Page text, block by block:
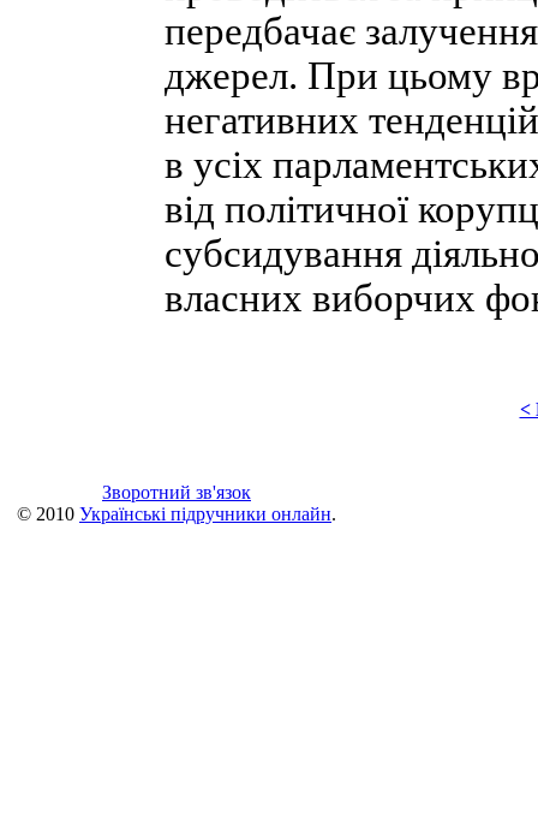
передбачає
джерел. При цьому
негативних
в усіх
від політичної
субсидування
власних виборчих
<
Зворотний зв'язок
© 2010 Українські підручники онлайн.